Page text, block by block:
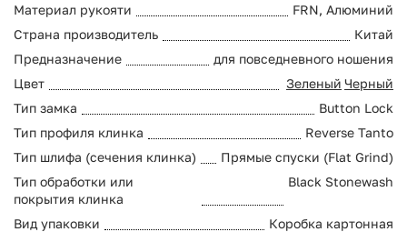
Материал рукояти
FRN, Алюминий
Страна производитель
Китай
Предназначение
для повседневного ношения
Цвет
Зеленый Черный
Тип замка
Button Lock
Тип профиля клинка
Reverse Tanto
Тип шлифа (сечения клинка)
Прямые спуски (Flat Grind)
Тип обработки или
покрытия клинка
Black Stonewash
Вид упаковки
Коробка картонная